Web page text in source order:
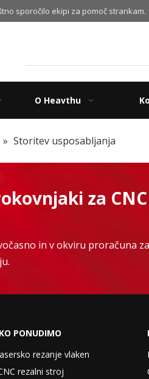
sporočilo ekipi za pomoč strankam.
O Heavthu
» Storitev usposabljanja
za
in v okviru proračuna
PONUDIMO
rezanje vlaken
rezalni stroj